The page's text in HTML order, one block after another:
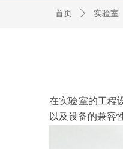
在实验室的工程
以及设备的兼容
首页 ꄲ 实验室